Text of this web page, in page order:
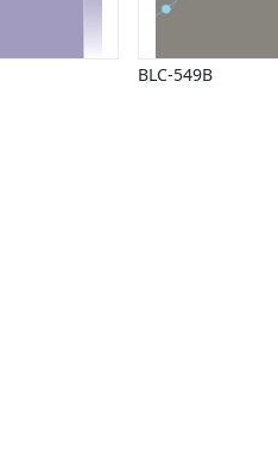
BLC-549B